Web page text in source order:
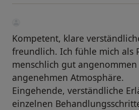
Kompetent, klare
freundlich. Ich fühle mich als
menschlich gut
angenehmen Atmosphäre.
Eingehende, verständliche
einzelnen